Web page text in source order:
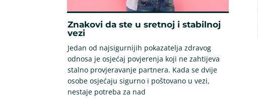
Znakovi da ste u sretnoj i stabilnoj
vezi
Jedan od najsigurnijih pokazatelja zdravog
odnosa je osjećaj povjerenja koji ne zahtijeva
stalno provjeravanje partnera. Kada se dvije
osobe osjećaju sigurno i poštovano u vezi,
nestaje potreba za nad